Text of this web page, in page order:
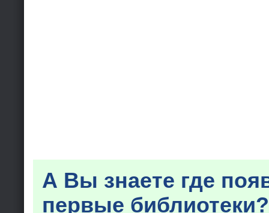
А Вы знаете где
первые библиотеки?